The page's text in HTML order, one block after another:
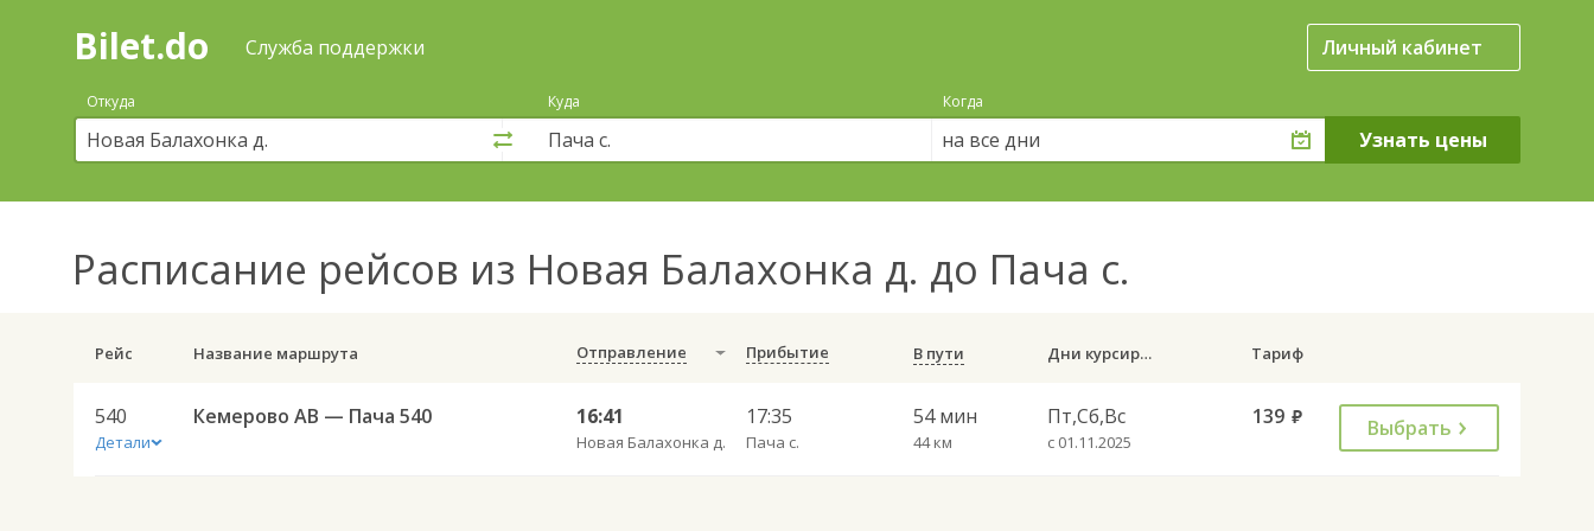
Поиск
покупка
билетов
автобус
онлайн
Bilet.do Служба поддержки Личный кабинет
Откуда Куда Когда
на все дни
Расписание рейсов из Новая Балахонка д. до Пача с.
Рейс Название маршрута Отправление Прибытие В пути Дни курсирования Тариф
540
Детали
Кемерово АВ — Пача 540 16:41
Новая Балахонка д.
17:35
Пача с.
54 мин
44 км
Пт,Сб,Вс
с 01.11.2025
139 руб. Выбрать